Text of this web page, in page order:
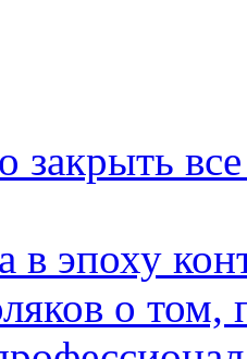
закрыть
в эпоху
о том,